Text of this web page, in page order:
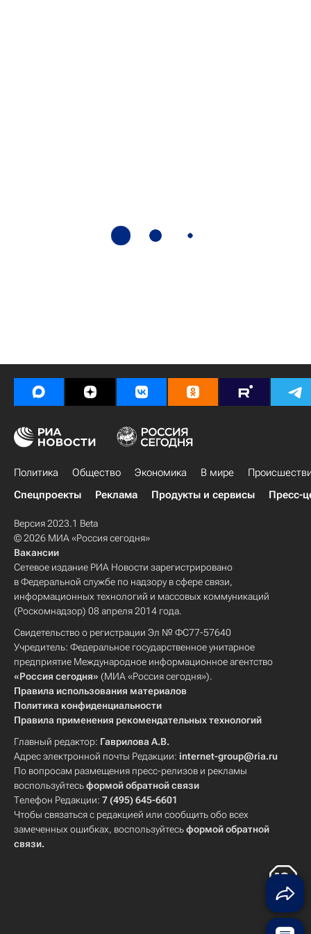
Политика Общество Экономика В мире
Спецпроекты
Реклама Продукты и сервисы Пресс-
Версия 2023.1 Beta
© 2026 МИА «Россия сегодня»
Вакансии
Сетевое издание РИА Новости зарегистрировано
в Федеральной службе по надзору в сфере связи,
информационных технологий и массовых коммуникаций
(Роскомнадзор) 08 апреля 2014 года.
Свидетельство о регистрации Эл № ФС77-57640
Учредитель: Федеральное государственное унитарное
предприятие Международное информационное агентство
«Россия сегодня» (МИА «Россия сегодня»).
Правила использования материалов
Политика конфиденциальности
Правила применения рекомендательных технологий
Главный редактор: Гаврилова А.В.
Адрес электронной почты Редакции: internet-group@ria.ru
По вопросам размещения пресс-релизов и рекламы
воспользуйтесьформой обратной связи
Телефон Редакции: 7 (495) 645-6601
Чтобы связаться с редакцией или сообщить обо всех
замеченных ошибках, воспользуйтесьформой обратной
связи.